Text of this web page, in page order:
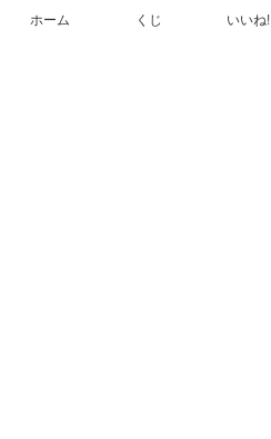
ホーム くじ いいね!